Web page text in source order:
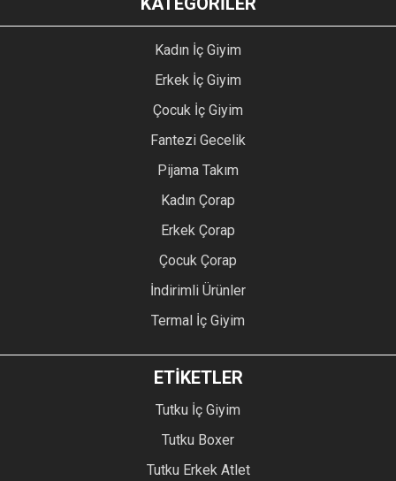
Kadın İç Giyim
Erkek İç Giyim
Çocuk İç Giyim
Fantezi Gecelik
Pijama Takım
Kadın Çorap
Erkek Çorap
Çocuk Çorap
İndirimli Ürünler
Termal İç Giyim
ETİKETLER
Tutku İç Giyim
Tutku Boxer
Tutku Erkek Atlet